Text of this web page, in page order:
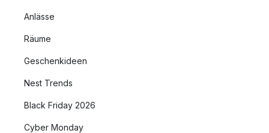
Anlässe
Räume
Geschenkideen
Nest Trends
Black Friday 2026
Cyber Monday